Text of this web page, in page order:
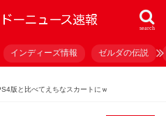
search
インディーズ情報 ゼルダの伝説
版と比べてえちなスカートにｗ